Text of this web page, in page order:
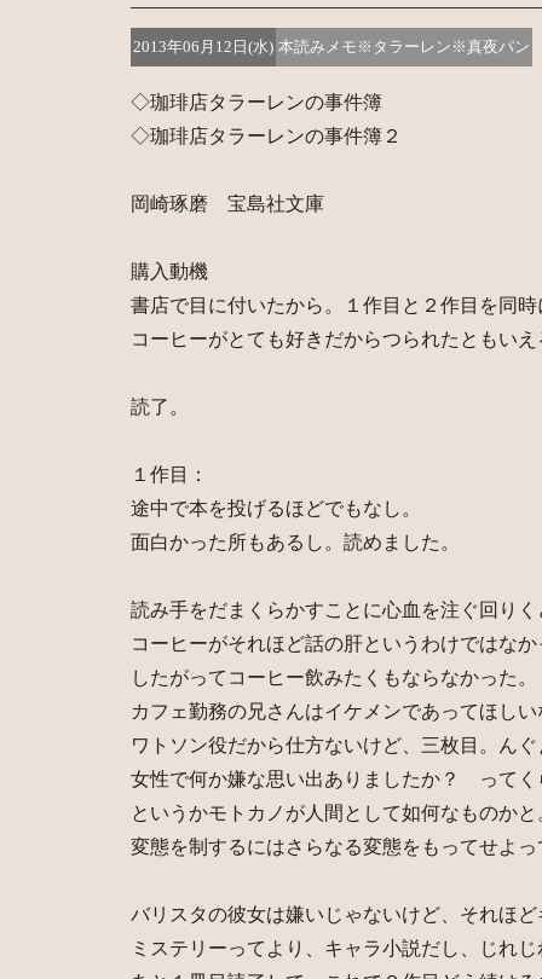
2013年06月12日(水) 本読みメモ※タラーレン※真夜パン
◇珈琲店タラーレンの事件簿
◇珈琲店タラーレンの事件簿２
岡崎琢磨 宝島社文庫
購入動機
書店で目に付いたから。１作目と２作目を同時
コーヒーがとても好きだからつられたともい
読了。
１作目：
途中で本を投げるほどでもなし。
面白かった所もあるし。読めました。
読み手をだまくらかすことに心血を注ぐ回り
コーヒーがそれほど話の肝というわけではな
したがってコーヒー飲みたくもならなかった。
カフェ勤務の兄さんはイケメンであってほしい
ワトソン役だから仕方ないけど、三枚目。ん
女性で何か嫌な思い出ありましたか？ ってく
というかモトカノが人間として如何なものかと
変態を制するにはさらなる変態をもってせよ
バリスタの彼女は嫌いじゃないけど、それほ
ミステリーってより、キャラ小説だし、じれ